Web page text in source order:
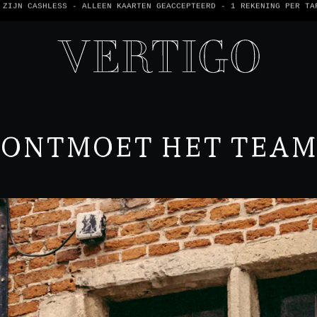
ZIJN CASHLESS - ALLEEN KAARTEN GEACCEPTEERD - 1 REKENING PER
ONTMOET HET TEAM